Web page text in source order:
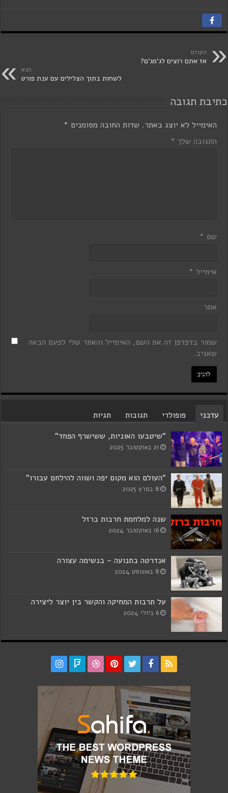
הקודם
אז אתם רוצים לג'מג'ם?
הבא
לשחות בתוך הצלילים עם ענת פורט
כתיבת תגובה
האימייל לא יוצג באתר. שדות החובה מסומנים *
התגובה שלך *
שם *
אימייל *
אתר
שמור בדפדפן זה את השם, האימייל והאתר שלי לפעם הבאה
שאגיב.
עדכני פופולרי תגובות
תגיות
"שיטבעו האוניות, ששישרף הפחד"
21 באוקטובר 2025
"העולם הוא מקום יפה ושווה להילחם עבורו"
8 במרץ 2025
שנה למלחמת חרבות ברזל
16 באוקטובר 2024
אנדרטה בתנועה – בנשימה עצורה
8 באוגוסט 2024
על תרבות המחיקה והקשר בין יוצר ליצירה
6 ביולי 2024